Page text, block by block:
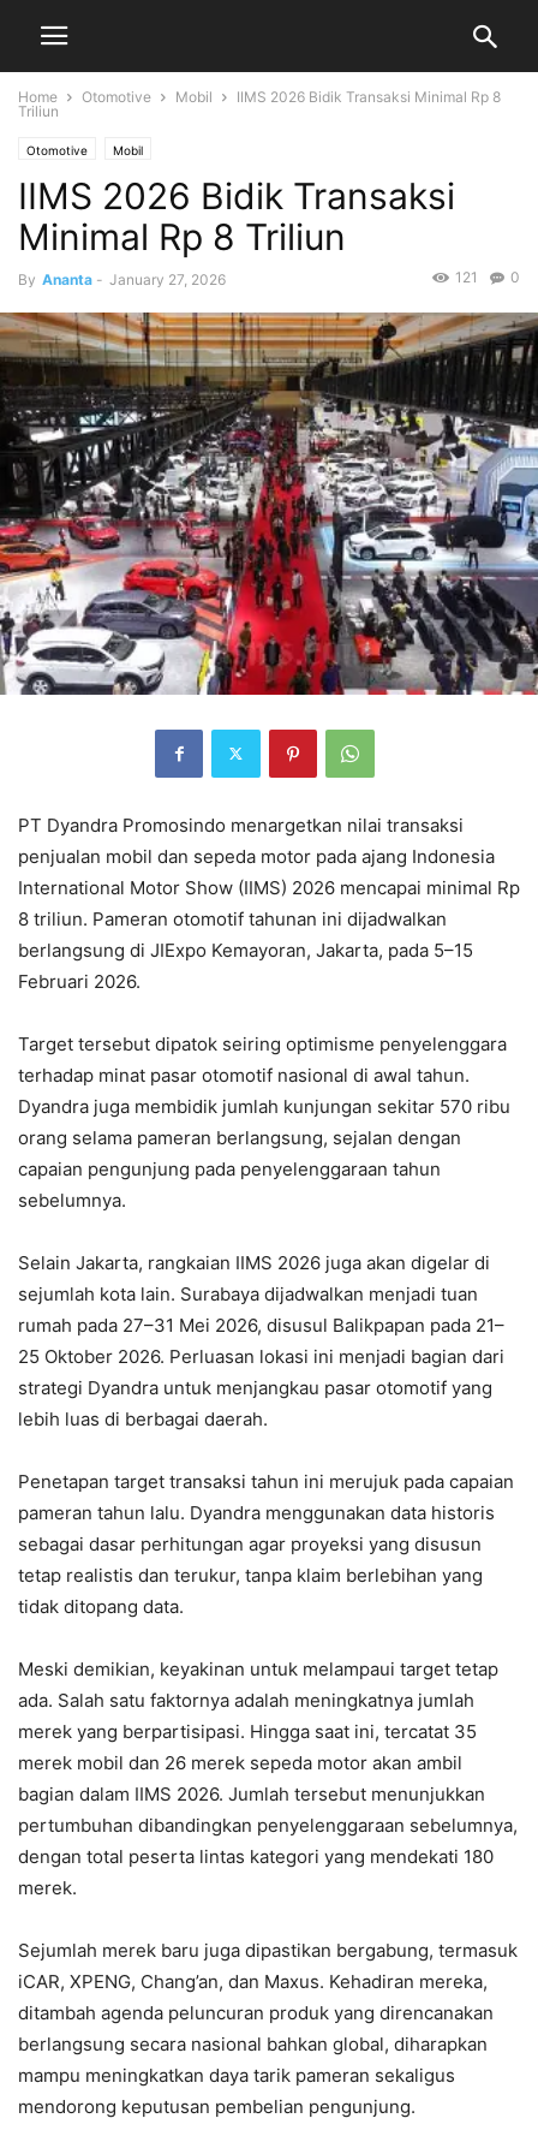
Home Otomotive Mobil
IIMS 2026 Bidik Transaksi Minimal Rp 8
Triliun
Otomotive Mobil
IIMS 2026 Bidik Transaksi
Minimal Rp 8 Triliun
By Ananta - January 27, 2026 0
121
PT Dyandra Promosindo menargetkan nilai transaksi
penjualan mobil dan sepeda motor pada ajang Indonesia
International Motor Show (IIMS) 2026 mencapai minimal Rp
8 triliun. Pameran otomotif tahunan ini dijadwalkan
berlangsung di JIExpo Kemayoran, Jakarta, pada 5–15
Februari 2026.
Target tersebut dipatok seiring optimisme penyelenggara
terhadap minat pasar otomotif nasional di awal tahun.
Dyandra juga membidik jumlah kunjungan sekitar 570 ribu
orang selama pameran berlangsung, sejalan dengan
capaian pengunjung pada penyelenggaraan tahun
sebelumnya.
Selain Jakarta, rangkaian IIMS 2026 juga akan digelar di
sejumlah kota lain. Surabaya dijadwalkan menjadi tuan
rumah pada 27–31 Mei 2026, disusul Balikpapan pada 21–
25 Oktober 2026. Perluasan lokasi ini menjadi bagian dari
strategi Dyandra untuk menjangkau pasar otomotif yang
lebih luas di berbagai daerah.
Penetapan target transaksi tahun ini merujuk pada capaian
pameran tahun lalu. Dyandra menggunakan data historis
sebagai dasar perhitungan agar proyeksi yang disusun
tetap realistis dan terukur, tanpa klaim berlebihan yang
tidak ditopang data.
Meski demikian, keyakinan untuk melampaui target tetap
ada. Salah satu faktornya adalah meningkatnya jumlah
merek yang berpartisipasi. Hingga saat ini, tercatat 35
merek mobil dan 26 merek sepeda motor akan ambil
bagian dalam IIMS 2026. Jumlah tersebut menunjukkan
pertumbuhan dibandingkan penyelenggaraan sebelumnya,
dengan total peserta lintas kategori yang mendekati 180
merek.
Sejumlah merek baru juga dipastikan bergabung, termasuk
iCAR, XPENG, Chang’an, dan Maxus. Kehadiran mereka,
ditambah agenda peluncuran produk yang direncanakan
berlangsung secara nasional bahkan global, diharapkan
mampu meningkatkan daya tarik pameran sekaligus
mendorong keputusan pembelian pengunjung.